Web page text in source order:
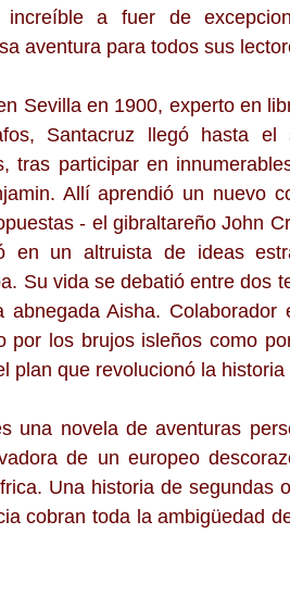
increíble a fuer de
aventura para todos sus
Sevilla en 1900, experto en
Santacruz llegó hasta el
tras participar en
Allí aprendió un nuevo
- el gibraltareño John
un altruista de ideas
Su vida se debatió entre dos
Aisha.
por los brujos isleños como
plan que revolucionó la
una novela de aventuras
de un europeo
Una historia de segundas
cobran toda la ambigüedad